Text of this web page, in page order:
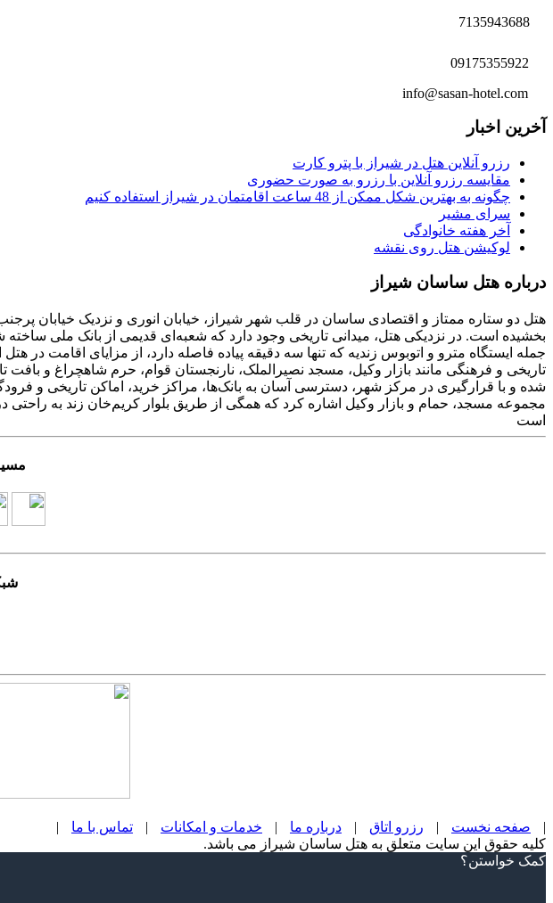
آخرین اخبار
رزرو آنلاین هتل در شیراز با پترو کارت
مقایسه رزرو آنلاین با رزرو به صورت حضوری
چگونه به بهترین شکل ممکن از 48 ساعت اقامتمان در شیراز استفاده کنیم
سرای مشیر
آخر هفته خانوادگی
لوکیشن هتل روی نقشه
درباره هتل ساسان شیراز
هتل دو ستاره ممتاز و اقتصادی ساسان در قلب شهر شیراز، خیابان انوری و نزدیک خیابان
بخشیده است. در نزدیکی هتل، میدانی تاریخی وجود دارد که شعبه‌ای قدیمی از بانک ملی
شده و با قرارگیری در مرکز شهر، دسترسی آسان به بانک‌ها، مراکز خرید، اماکن تاریخی و
مجموعه مسجد، حمام و بازار وکیل اشاره کرد که همگی از طریق بلوار کریم‌خان زند به
است
| صفحه نخست | رزرو اتاق | درباره ما | خدمات و امکانات | تماس با ما
|
کلیه حقوق این سایت متعلق به هتل ساسان شیراز می باشد.
Scroll
کمک خواستن؟